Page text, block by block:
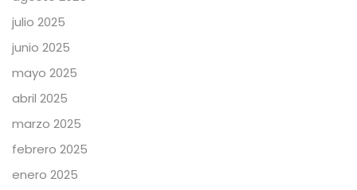
julio 2025
junio 2025
mayo 2025
abril 2025
marzo 2025
febrero 2025
enero 2025